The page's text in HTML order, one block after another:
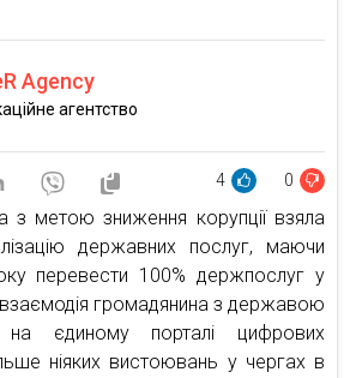
Agency
агентство
4 0
з метою зниження корупції взяла
державних послуг, маючи
перевести 100% держпослуг у
громадянина з державою
на єдиному порталі цифрових
ніяких вистоювань у чергах в